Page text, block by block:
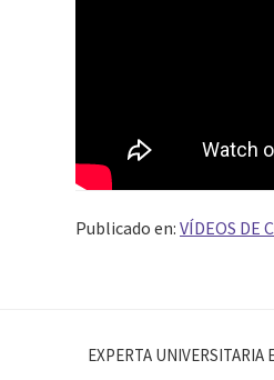
Publicado en: VÍDEOS DE
EXPERTA